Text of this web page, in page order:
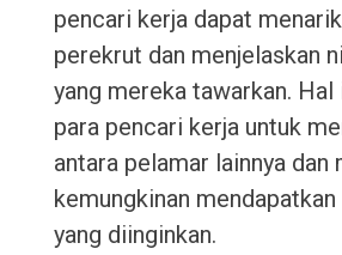
pencari kerja dapat
perekrut dan menjelaskan
yang mereka tawarkan.
para pencari kerja untuk
antara pelamar lainnya dan
kemungkinan
yang diinginkan.